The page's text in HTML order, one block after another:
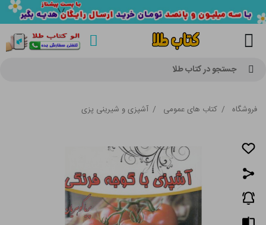
جستجو در کتاب طلا
فروشگاه / کتاب های عمومی / آشپزی و شیرینی پزی